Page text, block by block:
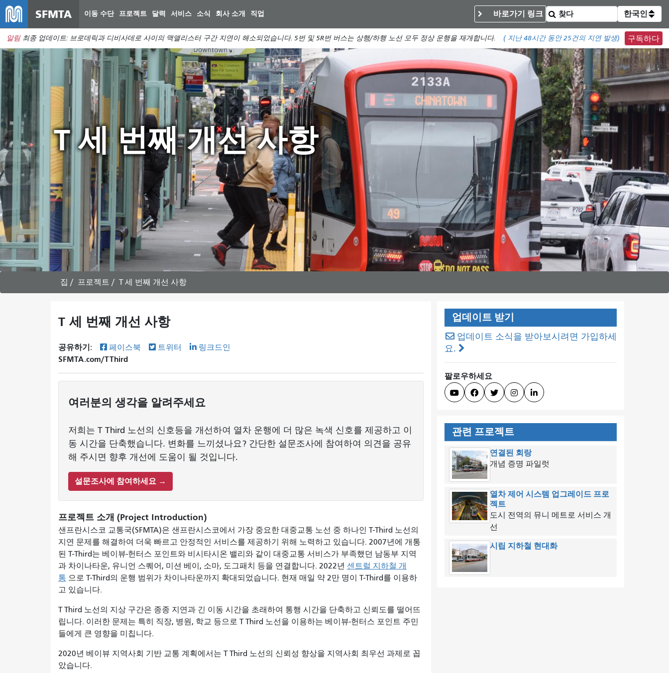
컨
텐
츠
로
기
SFMTA 이동 수단 프로젝트 달력 서비스 소식 회사 소개 직업 바로가기 링크 한국인
알림 최종 업데이트: 브로데릭과 디비사데로 사이의 맥앨리스터 구간 지연이 해소되었습니다. 5번 및 5R번 버스는 상행/하행 노선 모두 정상 운행을 재개합니다. ( 지난 48시간 동안25건의 지연 발생) 구독하다
T 세 번째 개선 사항
집 프로젝트 T 세 번째 개선 사항
T 세 번째 개선 사항
공유하기: 페이스북 트위터 링크드인
SFMTA.com/TThird
여러분의 생각을 알려주세요
저희는 T Third 노선의 신호등을 개선하여 열차 운행에 더 많은 녹색 신호를 제공하고 이
동 시간을 단축했습니다. 변화를 느끼셨나요? 간단한 설문조사에 참여하여 의견을 공유
해 주시면 향후 개선에 도움이 될 것입니다.
설문조사에 참여하세요 →
프로젝트 소개 (Project Introduction)
샌프란시스코 교통국(SFMTA)은 샌프란시스코에서 가장 중요한 대중교통 노선 중 하나인 T-Third 노선의
지연 문제를 해결하여 더욱 빠르고 안정적인 서비스를 제공하기 위해 노력하고 있습니다. 2007년에 개통
된 T-Third는 베이뷰-헌터스 포인트와 비시타시온 밸리와 같이 대중교통 서비스가 부족했던 남동부 지역
과 차이나타운, 유니언 스퀘어, 미션 베이, 소마, 도그패치 등을 연결합니다. 2022년 센트럴 지하철 개
통 으로 T-Third의 운행 범위가 차이나타운까지 확대되었습니다. 현재 매일 약 2만 명이 T-Third를 이용하
고 있습니다.
T Third 노선의 지상 구간은 종종 지연과 긴 이동 시간을 초래하여 통행 시간을 단축하고 신뢰도를 떨어뜨
립니다. 이러한 문제는 특히 직장, 병원, 학교 등으로 T Third 노선을 이용하는 베이뷰-헌터스 포인트 주민
들에게 큰 영향을 미칩니다.
2020년 베이뷰 지역사회 기반 교통 계획에서는 T Third 노선의 신뢰성 향상을 지역사회 최우선 과제로 꼽
았습니다.
업데이트 받기
업데이트 소식을 받아보시려면 가입하세
요.
팔로우하세요
    
관련 프로젝트
연결된 회랑
개념 증명 파일럿
열차 제어 시스템 업그레이드 프로
젝트
도시 전역의 뮤니 메트로 서비스 개
선
시립 지하철 현대화